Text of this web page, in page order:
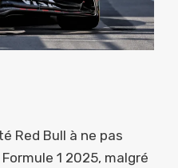
Red Bull à ne pas
1 2025, malgré